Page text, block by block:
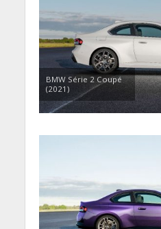
BMW Série 2 Coupé
(2021)